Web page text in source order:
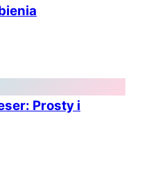
Prosty i